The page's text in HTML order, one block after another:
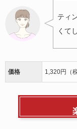
ティ
くて
価格 1,320円（